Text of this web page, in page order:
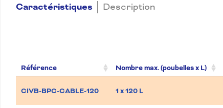
Caractéristiques Description
Référence Nombre max. (poubelles x L)
CIVB-BPC-CABLE-120 1 x 120 L